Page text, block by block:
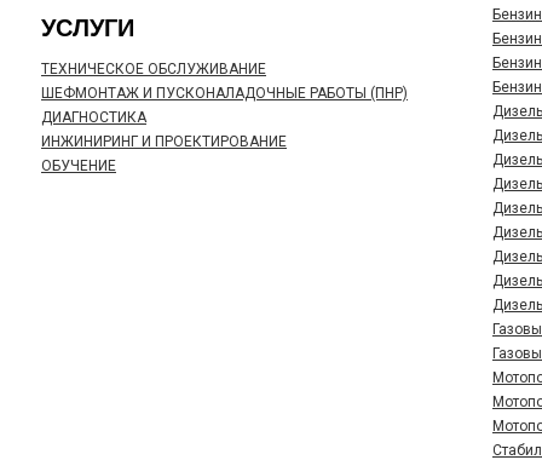
УСЛУГИ
ТЕХНИЧЕСКОЕ ОБСЛУЖИВАНИЕ
ШЕФМОНТАЖ И ПУСКОНАЛАДОЧНЫЕ РАБОТЫ (ПНР)
ДИАГНОСТИКА
ИНЖИНИРИНГ И ПРОЕКТИРОВАНИЕ
ОБУЧЕНИЕ